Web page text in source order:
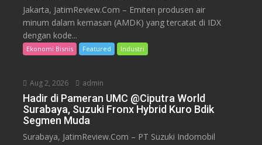
Jakarta, JatimReview.Com – Emiten produsen air
minum dalam kemasan (AMDK) yang tercatat di IDX
dengan kode...
Ekonomi Bisnis Featured Industri
Aug 2, 2026 admin
Hadir di Pameran UMC @Ciputra World
Surabaya, Suzuki Fronx Hybrid Kuro Bdik
Segmen Muda
Surabaya, JatimReview.Com – PT Suzuki Indomobil